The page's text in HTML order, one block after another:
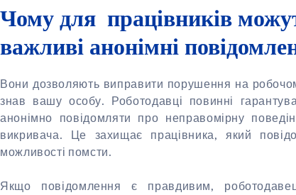
Чому для працівників
важливі анонімні
Вони дозволяють виправити порушення на
знав вашу особу. Роботодавці повинні
анонімно повідомляти про неправомірну
викривача. Це захищає працівника, який
можливості помсти.
Якщо повідомлення є правдивим,